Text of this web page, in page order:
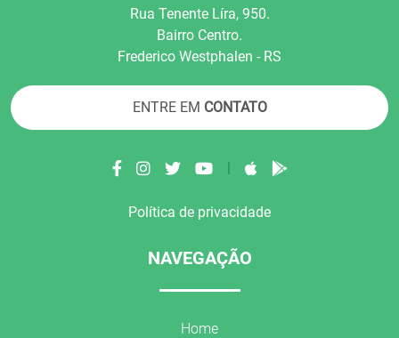
Rua Tenente Líra, 950.
Bairro Centro.
Frederico Westphalen - RS
ENTRE EM CONTATO
|
Política de privacidade
NAVEGAÇÃO
Home